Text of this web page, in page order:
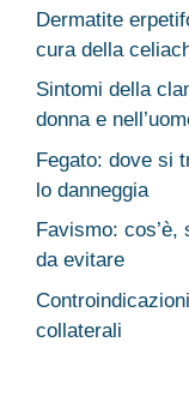
Dermatite
cura della
Sintomi della
donna e
Fegato: dove si
lo danneggia
Favismo:
da evitare
collaterali